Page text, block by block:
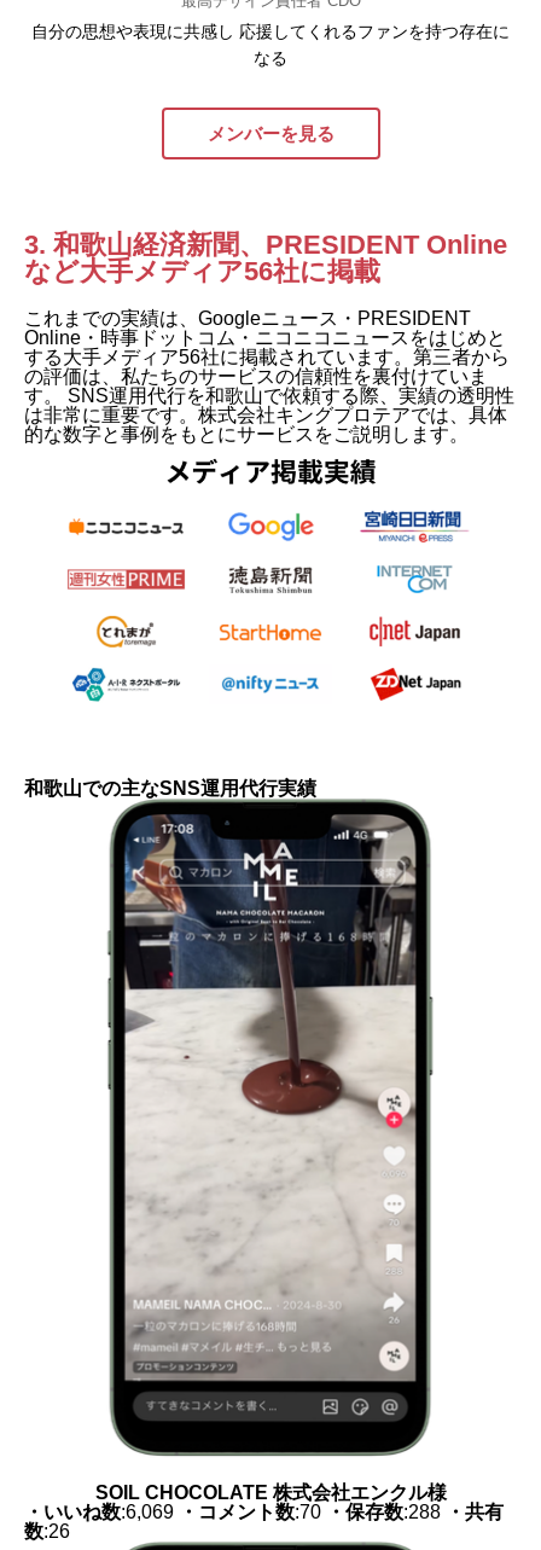
自分の思想や表現に共感し 応援してくれるファンを持つ存在に
なる
メンバーを見る
3. 和歌山経済新聞、PRESIDENT Online
など大手メディア56社に掲載
これまでの実績は、Googleニュース・PRESIDENT
Online・時事ドットコム・ニコニコニュースをはじめと
する大手メディア56社に掲載されています。第三者から
の評価は、私たちのサービスの信頼性を裏付けていま
す。 SNS運用代行を和歌山で依頼する際、実績の透明性
は非常に重要です。株式会社キングプロテアでは、具体
的な数字と事例をもとにサービスをご説明します。
和歌山での主なSNS運用代行実績
SOIL CHOCOLATE 株式会社エンクル様
・いいね数:6,069 ・コメント数:70 ・保存数:288
・共有
数:26